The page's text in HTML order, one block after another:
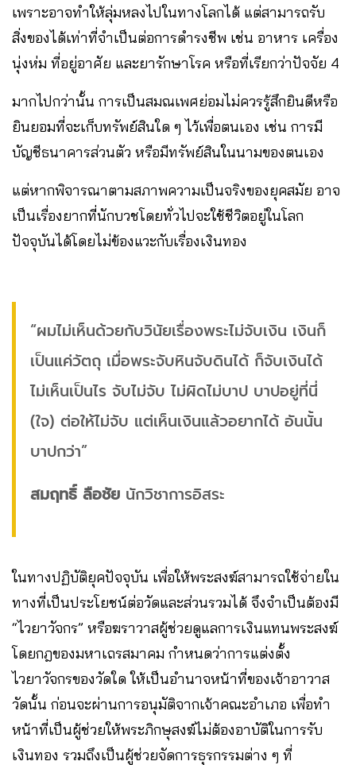
เพราะอาจทำให้ลุ่มหลงไปในทางโลกได้ แต่สามารถรับ
สิ่งของได้เท่าที่จำเป็นต่อการดำรงชีพ เช่น อาหาร เครื่อง
นุ่งห่ม ที่อยู่อาศัย และยารักษาโรค หรือที่เรียกว่าปัจจัย 4
มากไปกว่านั้น การเป็นสมณเพศย่อมไม่ควรรู้สึกยินดีหรือ
ยินยอมที่จะเก็บทรัพย์สินใด ๆ ไว้เพื่อตนเอง เช่น การมี
บัญชีธนาคารส่วนตัว หรือมีทรัพย์สินในนามของตนเอง
แต่หากพิจารณาตามสภาพความเป็นจริงของยุคสมัย อาจ
เป็นเรื่องยากที่นักบวชโดยทั่วไปจะใช้ชีวิตอยู่ในโลก
ปัจจุบันได้โดยไม่ข้องแวะกับเรื่องเงินทอง
“ผมไม่เห็นด้วยกับวินัยเรื่องพระไม่จับเงิน เงินก็
เป็นแค่วัตถุ เมื่อพระจับหินจับดินได้ ก็จับเงินได้
ไม่เห็นเป็นไร จับไม่จับ ไม่ผิดไม่บาป บาปอยู่ที่นี่
(ใจ) ต่อให้ไม่จับ แต่เห็นเงินแล้วอยากได้ อันนั้น
บาปกว่า”
สมฤทธิ์ ลือชัย นักวิชาการอิสระ
ในทางปฏิบัติยุคปัจจุบัน เพื่อให้พระสงฆ์สามารถใช้จ่ายใน
ทางที่เป็นประโยชน์ต่อวัดและส่วนรวมได้ จึงจำเป็นต้องมี
“ไวยาวัจกร” หรือฆราวาสผู้ช่วยดูแลการเงินแทนพระสงฆ์
โดยกฎของมหาเถรสมาคม กำหนดว่าการแต่งตั้ง
ไวยาวัจกรของวัดใด ให้เป็นอำนาจหน้าที่ของเจ้าอาวาส
วัดนั้น ก่อนจะผ่านการอนุมัติจากเจ้าคณะอำเภอ เพื่อทำ
หน้าที่เป็นผู้ช่วยให้พระภิกษุสงฆ์ไม่ต้องอาบัติในการรับ
เงินทอง รวมถึงเป็นผู้ช่วยจัดการธุรกรรมต่าง ๆ ที่